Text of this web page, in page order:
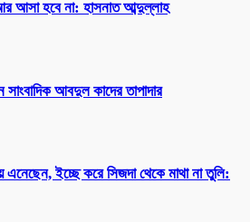
আসা হবে না: হাসনাত আব্দুল্লাহ
আবদুল কাদের তাপাদার
ইচ্ছে করে সিজদা থেকে মাথা না তুলি: